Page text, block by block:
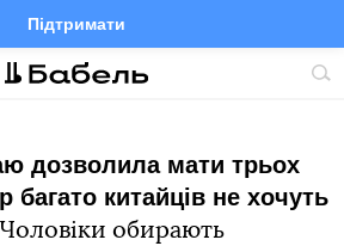
Підтримати
FacebookTelegramTwitter
дозволила мати трьох
багато китайців не хочуть
Чоловіки обирають